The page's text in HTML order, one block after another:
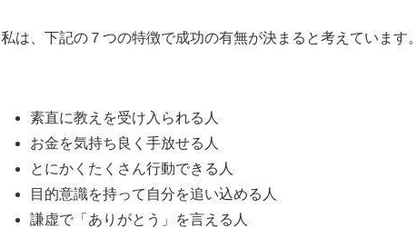
私は、下記の７つの特徴で成功の有無が決まると考えています。
素直に教えを受け入られる人
お金を気持ち良く手放せる人
とにかくたくさん行動できる人
目的意識を持って自分を追い込める人
謙虚で「ありがとう」を言える人